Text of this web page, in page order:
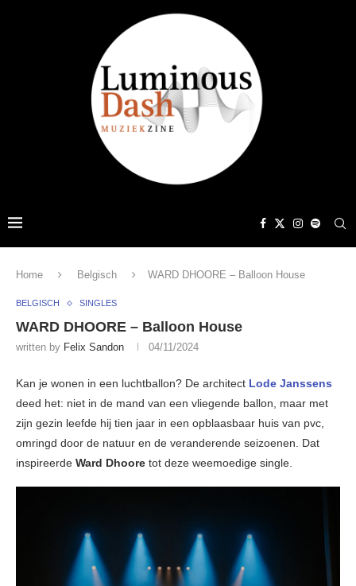
Home Belgisch WARD DHOORE – Balloon House
BELGISCH SINGLES
WARD DHOORE – Balloon House
written by Felix Sandon 04/11/2024
Kan je wonen in een luchtballon? De architect Lode Janssens
deed het: niet in de mand van een vliegende ballon, maar met
zijn gezin leefde hij tien jaar in een opblaasbaar huis van pvc,
omringd door de natuur en de veranderende seizoenen. Dat
inspireerde Ward Dhoore tot deze weemoedige single.